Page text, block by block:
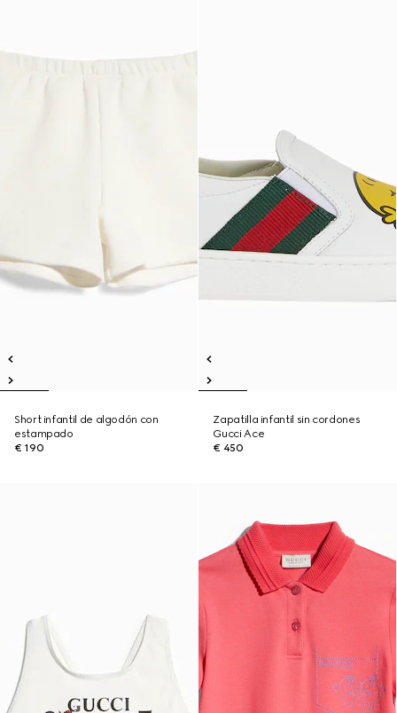
Short infantil de algodón con
estampado
€ 190
Zapatilla infantil sin cordones
Gucci Ace
€ 450